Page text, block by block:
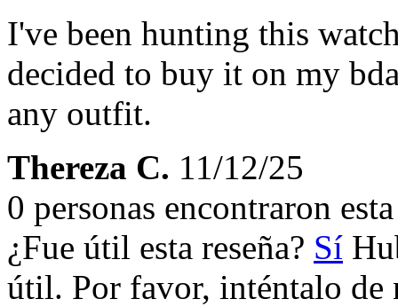
I've been hunting this
decided to buy it on my
any outfit.
Thereza C. 11/12/25
0 personas encontraron
¿Fue útil esta reseña? Sí
útil. Por favor, inténtalo de